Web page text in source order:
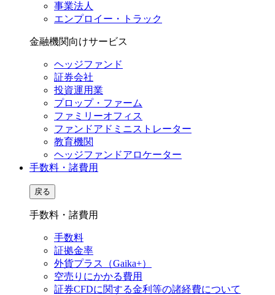
事業法人
エンプロイー・トラック
金融機関向けサービス
ヘッジファンド
証券会社
投資運用業
プロップ・ファーム
ファミリーオフィス
ファンドアドミニストレーター
教育機関
ヘッジファンドアロケーター
手数料・諸費用
戻る
手数料・諸費用
手数料
証拠金率
外貨プラス（Gaika+）
空売りにかかる費用
証券CFDに関する金利等の諸経費について